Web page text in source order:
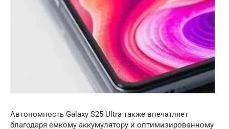
Автономность Galaxy S25 Ultra также впечатляет
благодаря емкому аккумулятору и оптимизированному